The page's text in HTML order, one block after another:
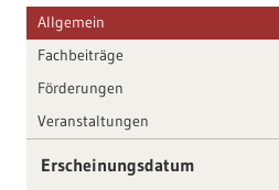
Allgemein
Fachbeiträge
Förderungen
Veranstaltungen
Erscheinungsdatum